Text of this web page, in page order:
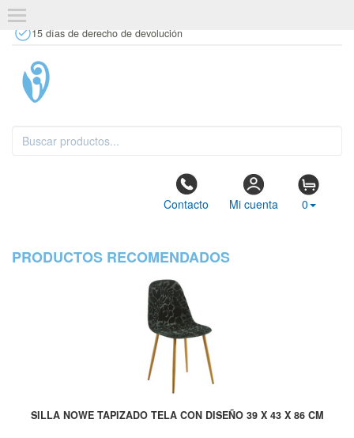
15 días de derecho de devolución
Contacto Mi cuenta 0
PRODUCTOS RECOMENDADOS
SILLA NOWE TAPIZADO TELA CON DISEÑO 39 X 43 X 86 CM